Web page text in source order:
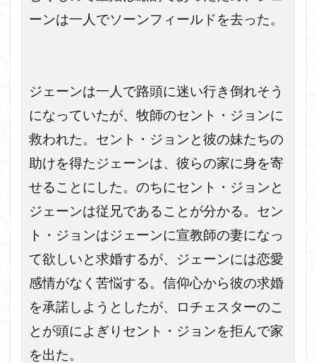
ーンは一人でソーンフィールドを去った。
ジェーンは一人で路頭に迷い行き倒れそう
になっていたが、牧師のセント・ジョンに
救われた。セント・ジョンと彼の妹たちの
助けを得たジェーンは、彼らの家に身を寄
せることにした。のちにセント・ジョンと
ジェーンは従兄であることが分かる。セン
ト・ジョンはジェーンに宣教師の妻になっ
て欲しいと求婚するが、ジェーンには恋愛
感情がなく苦悩する。信仰心から彼の求婚
を承諾しようとしたが、ロチェスターのこ
とが頭によぎりセント・ジョンを拒んで家
を出た。